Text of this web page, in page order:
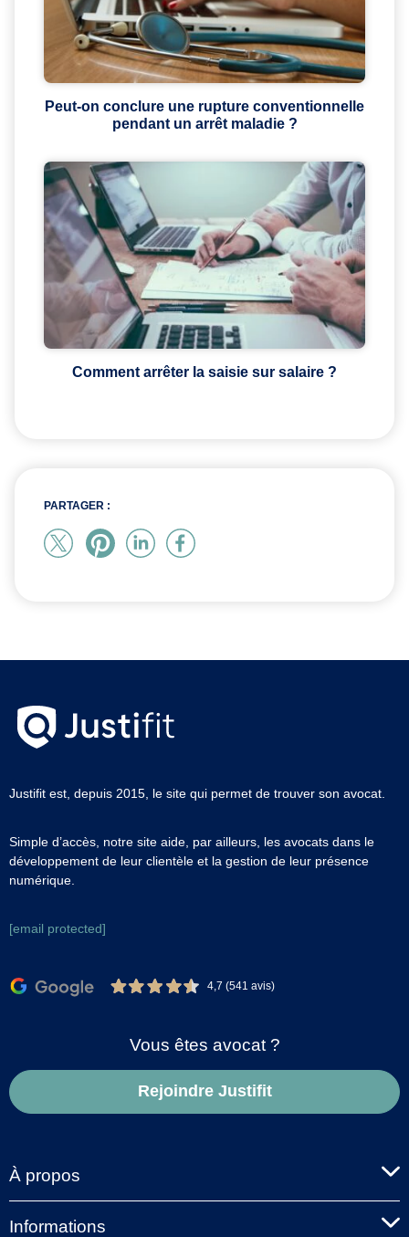
Peut-on conclure une rupture conventionnelle
pendant un arrêt maladie ?
Comment arrêter la saisie sur salaire ?
PARTAGER :
Justifit est, depuis 2015, le site qui permet de trouver son avocat.
Simple d’accès, notre site aide, par ailleurs, les avocats dans le
développement de leur clientèle et la gestion de leur présence
numérique.
[email protected]
4,7 (541 avis)
Vous êtes avocat ?
Rejoindre Justifit
À propos
Informations